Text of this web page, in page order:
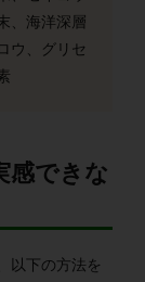
、海洋深層
ウ、グリセ
感できな
以下の方法を